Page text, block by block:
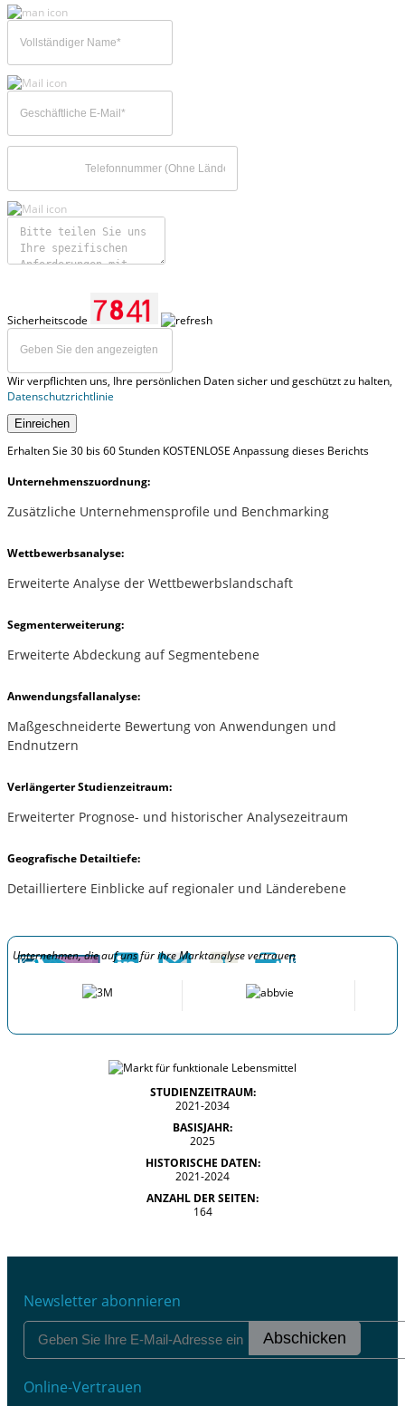
Sicherheitscode
Wir verpflichten uns, Ihre persönlichen Daten sicher und geschützt zu halten,
Datenschutzrichtlinie
Einreichen
Erhalten Sie 30 bis 60 Stunden KOSTENLOSE Anpassung dieses Berichts
Unternehmenszuordnung:
Zusätzliche Unternehmensprofile und Benchmarking
Wettbewerbsanalyse:
Erweiterte Analyse der Wettbewerbslandschaft
Segmenterweiterung:
Erweiterte Abdeckung auf Segmentebene
Anwendungsfallanalyse:
Maßgeschneiderte Bewertung von Anwendungen und
Endnutzern
Verlängerter Studienzeitraum:
Erweiterter Prognose- und historischer Analysezeitraum
Geografische Detailtiefe:
Detailliertere Einblicke auf regionaler und Länderebene
Unternehmen, die auf uns für ihre Marktanalyse vertrauen
STUDIENZEITRAUM:
2021-2034
BASISJAHR:
2025
HISTORISCHE DATEN:
2021-2024
ANZAHL DER SEITEN:
164
Newsletter abonnieren
Abschicken
Online-Vertrauen